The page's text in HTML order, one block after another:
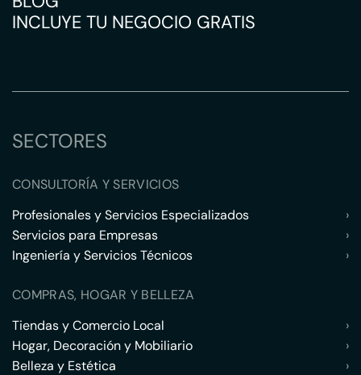
INCLUYE TU NEGOCIO GRATIS
SECTORES
CONSULTORÍA Y SERVICIOS
Profesionales y Servicios Especializados
›
Servicios para Empresas
›
Ingeniería y Servicios Técnicos
›
COMPRAS, HOGAR Y BELLEZA
Tiendas y Comercio Local
›
Hogar, Decoración y Mobiliario
›
Belleza y Estética
›